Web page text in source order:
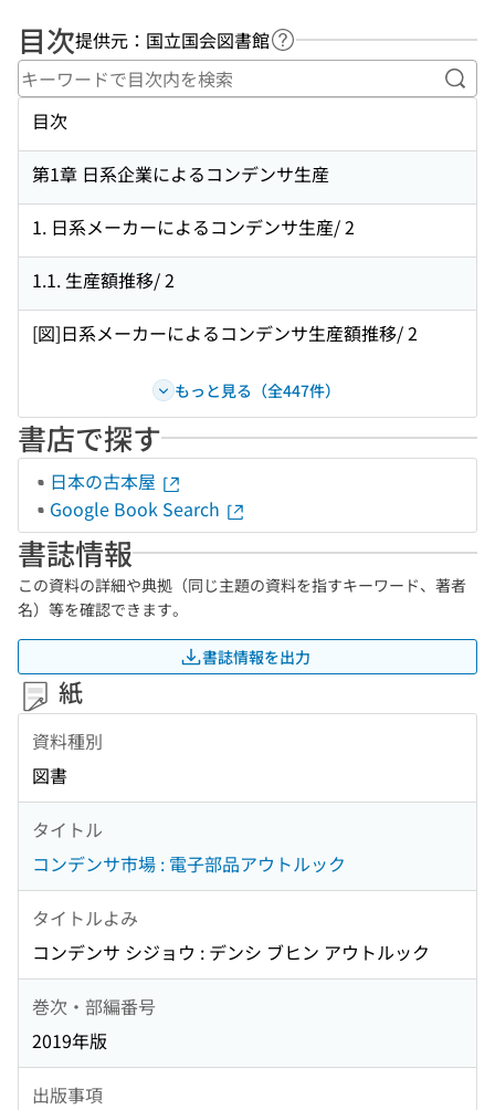
目次提供元：国立国会図書館 ヘルプページへのリンク
キ
目次
第1章 日系企業によるコンデンサ生産
1. 日系メーカーによるコンデンサ生産/ 2
1.1. 生産額推移/ 2
[図]日系メーカーによるコンデンサ生産額推移/ 2
もっと見る（全447件）
書店で探す
日本の古本屋
Google Book Search
書誌情報
この資料の詳細や典拠（同じ主題の資料を指すキーワード、著者
名）等を確認できます。
書誌情報を出力
紙
資料種別
図書
タイトル
コンデンサ市場 : 電子部品アウトルック
タイトルよみ
コンデンサ シジョウ : デンシ ブヒン アウトルック
巻次・部編番号
2019年版
出版事項